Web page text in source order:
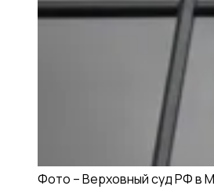
Фото –Верховный суд РФ в